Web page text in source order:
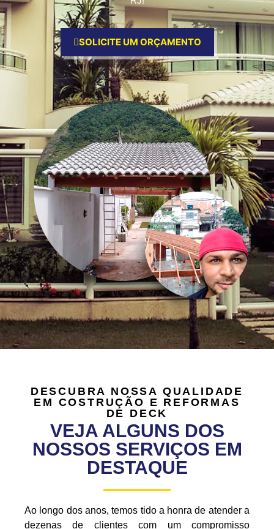
SOLICITE UM ORÇAMENTO
DESCUBRA NOSSA QUALIDADE
EM COSTRUÇÃO E REFORMAS
DE DECK
VEJA ALGUNS DOS
NOSSOS SERVIÇOS EM
DESTAQUE
Ao longo dos anos, temos tido a honra de atender a
dezenas de clientes com um compromisso